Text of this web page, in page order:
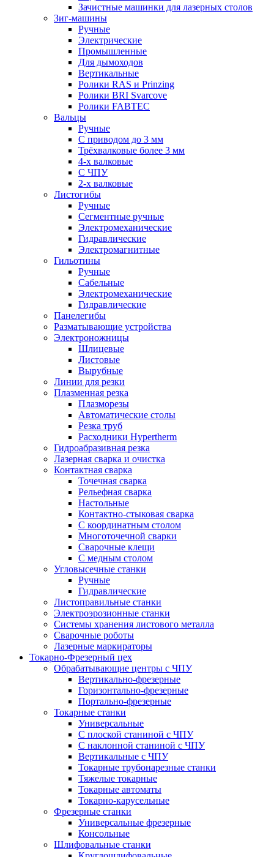
Зачистные машинки для лазерных столов
Зиг-машины
Ручные
Электрические
Промышленные
Для дымоходов
Вертикальные
Ролики RAS и Prinzing
Ролики BRI Svarcove
Ролики FABTEC
Вальцы
Ручные
С приводом до 3 мм
Трёхвалковые более 3 мм
4-х валковые
С ЧПУ
2-х валковые
Листогибы
Ручные
Сегментные ручные
Электромеханические
Гидравлические
Электромагнитные
Гильотины
Ручные
Сабельные
Электромеханические
Гидравлические
Панелегибы
Разматывающие устройства
Электроножницы
Шлицевые
Листовые
Вырубные
Линии для резки
Плазменная резка
Плазморезы
Автоматические столы
Резка труб
Расходники Hypertherm
Гидроабразивная резка
Лазерная сварка и очистка
Контактная сварка
Точечная сварка
Рельефная сварка
Настольные
Контактно-стыковая сварка
С координатным столом
Многоточечной сварки
Сварочные клещи
С медным столом
Угловысечные станки
Ручные
Гидравлические
Листоправильные станки
Электроэрозионные станки
Системы хранения листового металла
Сварочные роботы
Лазерные маркираторы
Токарно-Фрезерный цех
Обрабатывающие центры с ЧПУ
Вертикально-фрезерные
Горизонтально-фрезерные
Портально-фрезерные
Токарные станки
Универсальные
С плоской станиной с ЧПУ
С наклонной станиной с ЧПУ
Вертикальные с ЧПУ
Токарные трубонарезные станки
Тяжелые токарные
Токарные автоматы
Токарно-карусельные
Фрезерные станки
Универсальные фрезерные
Консольные
Шлифовальные станки